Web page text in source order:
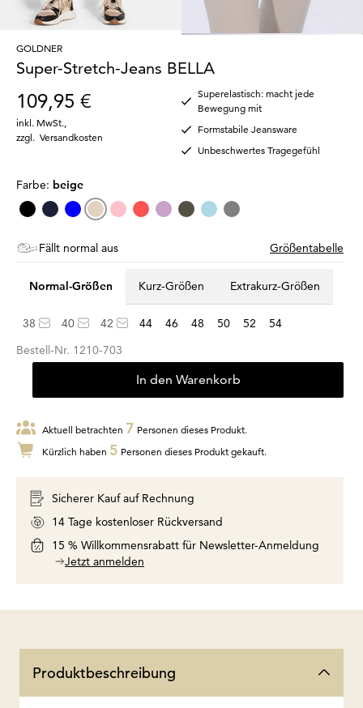
GOLDNER
Super-Stretch-Jeans BELLA
109,95 €
inkl. MwSt.
zzgl. Versandkosten
Superelastisch: macht jede
Bewegung mit
Formstabile Jeansware
Unbeschwertes Tragegefühl
Farbe: beige
Fällt normal aus Größentabelle
Normal-Größen Kurz-Größen Extrakurz-Größen
38 40 42 44 46 48 50 52
54
Bestell-Nr. 1210-703
In den Warenkorb
Aktuell betrachten 7 Personen dieses Produkt.
Kürzlich haben 5 Personen dieses Produkt gekauft.
Sicherer Kauf auf Rechnung
14 Tage kostenloser Rückversand
15 % Willkommensrabatt für Newsletter-Anmeldung
Jetzt anmelden
Produktbeschreibung